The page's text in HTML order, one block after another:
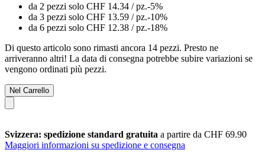
da 2 pezzi solo CHF 14.34 / pz.-5%
da 3 pezzi solo CHF 13.59 / pz.-10%
da 6 pezzi solo CHF 12.38 / pz.-18%
Di questo articolo sono rimasti ancora 14 pezzi. Presto ne
arriveranno altri! La data di consegna potrebbe subire variazioni se
vengono ordinati più pezzi.
Nel Carrello
Svizzera: spedizione standard gratuita a partire da CHF 69.90
Maggiori informazioni su spedizione e consegna